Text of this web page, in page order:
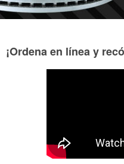
Jay is the best! Helped me fix a
battery issue after Walmart screwed
¡Ordena en línea y